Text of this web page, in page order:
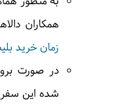
دوشنبه | 1404/09/03
صبح به
همکاران
زمان خرید
در صورت
شده این